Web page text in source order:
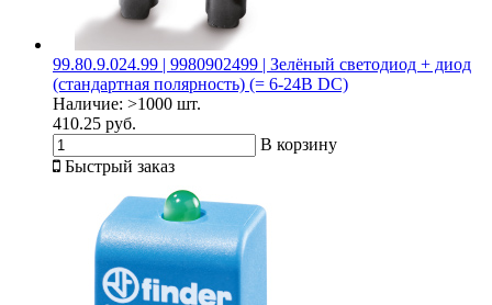
99.80.9.024.99 | 9980902499 | Зелёный светодиод + диод
(стандартная полярность) (= 6-24В DC)
Наличие: >1000 шт.
410.25 руб.
В корзину
Быстрый заказ